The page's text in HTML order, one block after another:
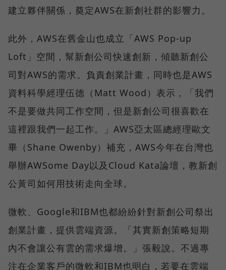
建立夥伴關係，奠定AWS在新創社群的影響力。
此外，AWS在舊金山也成立「AWS Pop-up
Loft」空間，幫新創公司快速創新，傾聽新創公
司對AWS的需求。負責創業計畫，同時也是AWS
資料科學經理伍德（Matt Wood）表示，「我們
不是要做共同工作空間，但是新創公司很喜歡在
這裡跟我們一起工作。」AWS亞太區總經理歐文
畢（Shane Owenby）補充，AWS今年在台灣也
舉辦AWSome Day以及Cloud Kata論壇，教新創
公黃司如何用技術走向全球。
微軟、Google和IBM也都紛紛針對新創公司祭出
創業計畫，提供雲端資源。「其實新創策略短期
內不會讓公有雲的需求爆增。」張毅說。不過專
注在企業客戶的微軟和IBM也明白，若要在雲端